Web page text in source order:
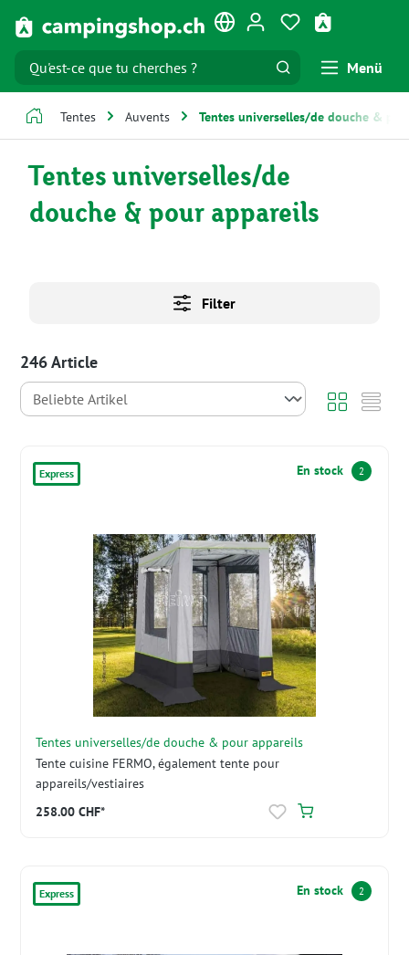
Passer au contenu principal Vous avez 0
Menü
Tentes Auvents Tentes universelles/de douche &
Tentes universelles/de
douche & pour appareils
Filter
246 Article
Express En stock 2
Tentes universelles/de douche & pour appareils
Tente cuisine FERMO, également tente pour
appareils/vestiaires
258.00 CHF*
Express En stock 2